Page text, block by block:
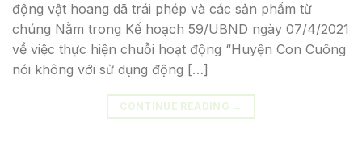
động vật hoang dã trái phép và các sản phẩm từ
chúng Nằm trong Kế hoạch 59/UBND ngày 07/4/2021
về việc thực hiện chuỗi hoạt động “Huyện Con Cuông
nói không với sử dụng động […]
CONTINUE READING →